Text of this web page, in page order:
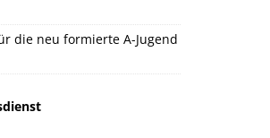
die neu formierte A-Jugend